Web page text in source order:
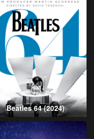
Beatles 64 (2024)